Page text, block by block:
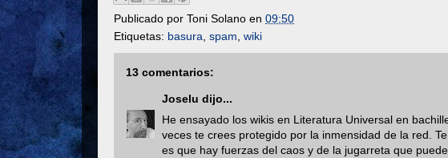
Publicado por Toni Solano en 09:50
Etiquetas: basura spam wiki
13 comentarios:
Joselu dijo...
He ensayado los wikis en Literatura Universal en
veces te crees protegido por la inmensidad de la red.
es que hay fuerzas del caos y de la jugarreta que